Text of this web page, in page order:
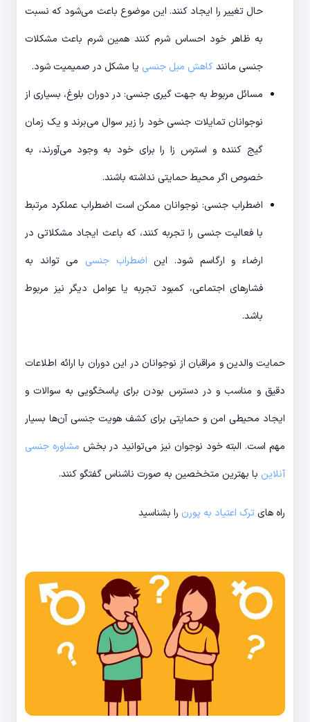
حال تغییر را ایجاد کنند. این موضوع باعث می‌شود که نسبت
به ظاهر خود احساس شرم کنند همین شرم باعث مشکلات
جنسی مانندکاهش میل جنسی یا مشکل در صمیمیت شود.
مسائل مربوط به جهت گیری جنسی: در دوران بلوغ، بسیاری از
نوجوانان تمایلات جنسی خود را زیر سوال می‌برند و یک زمان
گیج کننده و استرس زا را برای خود به وجود می‌آورند، به
خصوص اگر محیط حمایتی نداشته باشند.
اضطراب جنسی: نوجوانان ممکن است اضطراب عملکرد مرتبط
با فعالیت جنسی را تجربه کنند، که باعث ایجاد مشکلاتی در
ارضاء و ارگاسم شود. این اضطراب جنسی می تواند به
فشارهای اجتماعی، کمبود تجربه یا عوامل دیگر نیز مربوط
باشد.
حمایت والدین و مراقبان از نوجوانان در این دوران با ارائه اطلاعات
دقیق و مناسب و در دسترس بودن برای پاسخگویی به سوالات و
ایجاد محیطی امن و حمایتی برای کشف هویت جنسی آن‌ها بسیار
مهم است. البته خود نوجوان نیز می‌توانید در بخش مشاوره جنسی
آنلاین با بهترین متخخصین به صورت ناشناس گفتگو کنند.
راه هایترک اعتیاد به پورن را بشناسید